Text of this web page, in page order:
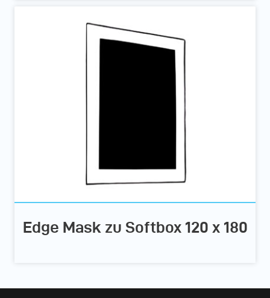
Edge Mask zu Softbox 120 x 180